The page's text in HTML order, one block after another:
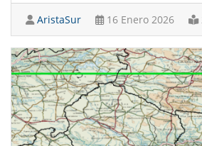
AristaSur 16 Enero 2026